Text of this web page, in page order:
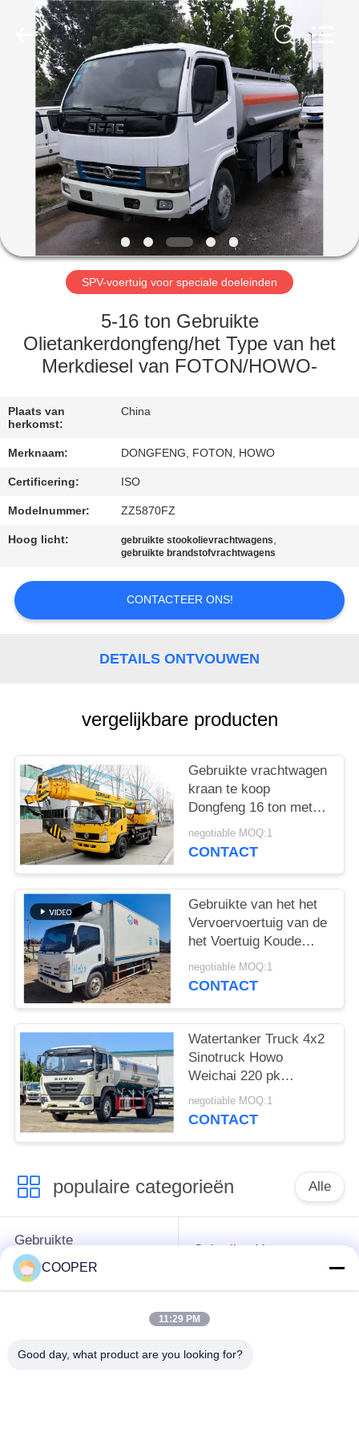
HUIS
PRODUCTEN
ONGEVEER
ONS
FABRIEKSREIS
KWALITEITSCONTROLE
CONTACTEER
CITAAT
SITEMAP
PRIVACYBELEID
ZHENGZHOU
COOPER
INDUSTRY
Reserved.
SPV-voertuig voor speciale doeleinden
5-16 ton Gebruikte
Olietankerdongfeng/het Type van het
Merkdiesel van FOTON/HOWO-
Plaats van
herkomst:
China
Merknaam: DONGFENG, FOTON, HOWO
Certificering: ISO
Modelnummer: ZZ5870FZ
Hoog licht: gebruikte stookolievrachtwagens,
gebruikte brandstofvrachtwagens
CONTACTEER ONS!
DETAILS ONTVOUWEN
vergelijkbare producten
Gebruikte vrachtwagen
kraan te koop
Dongfeng 16 ton met
vijf-sectie rechte arm
Chinese mobiele kraan
negotiable MOQ:1
CONTACT
Gebruikte van het het
Vervoervoertuig van de
het Voertuig Koude
Ketting van ISUZU
Refrigerated Van 130P
negotiable MOQ:1
CONTACT
Watertanker Truck 4x2
Sinotruck Howo
Weichai 220 pk
Dubbele achterbanden
Eén rij cabine
negotiable MOQ:1
CONTACT
populaire categorieën Alle
Gebruikte
Onderlegger voor
glazenbus
Gebruikte Yutong-
Gebruikte
COOPER
11:29 PM
Good day, what product are you looking for?